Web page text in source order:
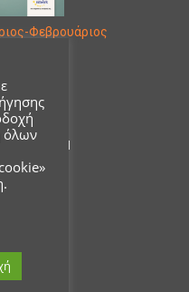
Φεβρουάριος
ΤΚ 10671
όλων